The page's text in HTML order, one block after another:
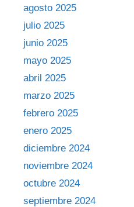
agosto 2025
julio 2025
junio 2025
mayo 2025
abril 2025
marzo 2025
febrero 2025
enero 2025
diciembre 2024
noviembre 2024
octubre 2024
septiembre 2024